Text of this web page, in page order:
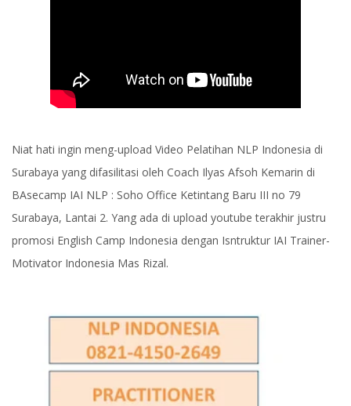
Niat hati ingin meng-upload Video Pelatihan NLP Indonesia di
Surabaya yang difasilitasi oleh Coach Ilyas Afsoh Kemarin di
BAsecamp IAI NLP : Soho Office Ketintang Baru III no 79
Surabaya, Lantai 2. Yang ada di upload youtube terakhir justru
promosi English Camp Indonesia dengan Isntruktur IAI Trainer-
Motivator Indonesia Mas Rizal.